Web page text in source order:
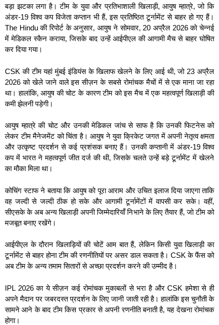
बड़ा झटका लगा है। टीम के युवा और प्रतिभाशाली खिलाड़ी, आयुष म्हात्रे, जो कि
अंडर-19 विश्व कप विजेता कप्तान भी हैं, इस प्रतिष्ठित टूर्नामेंट से बाहर हो गए हैं।
The Hindu की रिपोर्ट के अनुसार, आयुष ने सोमवार, 20 अप्रैल 2026 को चेन्नई
में मेडिकल स्कैन कराया, जिसके बाद उन्हें आईपीएल की आगामी मैच से बाहर घोषित
कर दिया गया।
CSK की टीम यहां मुंबई इंडियंस के खिलाफ खेलने के लिए आई थी, जो 23 अप्रैल
2026 को खेले जाने वाले इस सीज़न के सबसे रोमांचक मैचों में से एक माना जा रहा
था। हालांकि, आयुष की चोट के कारण टीम को इस मैच में एक महत्वपूर्ण खिलाड़ी की
कमी झेलनी पड़ेगी।
आयुष म्हात्रे की चोट और उनकी मेडिकल जांच से साफ है कि उनकी फिटनेस को
लेकर टीम मैनेजमेंट को चिंता है। आयुष ने युवा क्रिकेट जगत में अपनी नेतृत्व क्षमता
और उत्कृष्ट प्रदर्शन से कई प्रशंसक बनाए हैं। उनकी कप्तानी में अंडर-19 विश्व
कप में भारत ने महत्वपूर्ण जीत दर्ज की थी, जिसके चलते उन्हें बड़े टूर्नामेंट में खेलने
का मौका मिला था।
कोचिंग स्टाफ ने बताया कि आयुष को पूरा आराम और उचित इलाज दिया जाएगा ताकि
वह जल्दी से जल्दी ठीक हो सके और आगामी टूर्नामेंटों में वापसी कर सके। वहीं,
सीएसके के अब अन्य खिलाड़ी अपनी जिम्मेदारियाँ निभाने के लिए तैयार हैं, जो टीम को
मजबूत बनाए रखेंगे।
आईपीएल के दौरान खिलाड़ियों की चोटें आम बात हैं, लेकिन किसी युवा खिलाड़ी का
टूर्नामेंट से बाहर होना टीम की रणनीतियों पर असर डाल सकता है। CSK के फैंस को
अब टीम के अन्य तमाम सितारों से अच्छा प्रदर्शन करने की उम्मीद है।
IPL 2026 का ये सीज़न कई रोमांचक मुकाबलों से भरा है और CSK हमेशा से ही
अपने मैदान पर जबरदस्त प्रदर्शन के लिए जानी जाती रही है। हालांकि इस चुनौती के
सामने आने के बाद टीम किस प्रकार से अपनी रणनीति बनाती है, यह देखना रोमांचक
होगा।